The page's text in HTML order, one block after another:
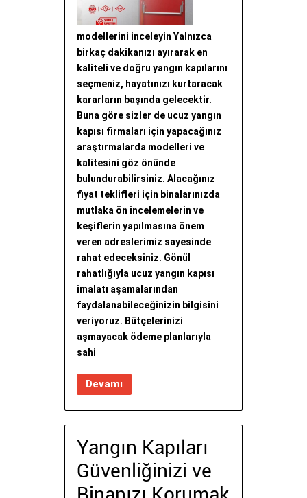
modellerini inceleyin Yalnızca
birkaç dakikanızı ayırarak en
kaliteli ve doğru yangın kapılarını
seçmeniz, hayatınızı kurtaracak
kararların başında gelecektir.
Buna göre sizler de ucuz yangın
kapısı firmaları için yapacağınız
araştırmalarda modelleri ve
kalitesini göz önünde
bulundurabilirsiniz. Alacağınız
fiyat teklifleri için binalarınızda
mutlaka ön incelemelerin ve
keşiflerin yapılmasına önem
veren adreslerimiz sayesinde
rahat edeceksiniz. Gönül
rahatlığıyla ucuz yangın kapısı
imalatı aşamalarından
faydalanabileceğinizin bilgisini
veriyoruz. Bütçelerinizi
aşmayacak ödeme planlarıyla
sahi
Devamı
Yangın Kapıları
Güvenliğinizi ve